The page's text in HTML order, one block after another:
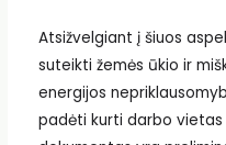
Atsižvelgiant į šiuos
suteikti žemės ūkio ir
energijos
padėti kurti darbo